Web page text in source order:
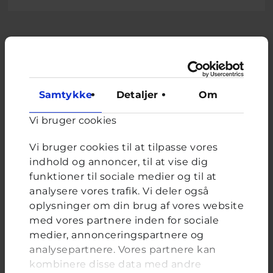
Samtykke Detaljer Om
Vi bruger cookies
Vi bruger cookies til at tilpasse vores
indhold og annoncer, til at vise dig
funktioner til sociale medier og til at
analysere vores trafik. Vi deler også
oplysninger om din brug af vores website
med vores partnere inden for sociale
medier, annonceringspartnere og
analysepartnere. Vores partnere kan
kombinere disse data med andre
Om brevkassen
oprette et nyt spørgsmål.
Du kan stadig læse tidligere spørgsmål og svar.
Afstemning
Hvor meget tid bruger du på sociale medier om
dagen?
Valgmuligheder
Under 1 time
2-4 timer